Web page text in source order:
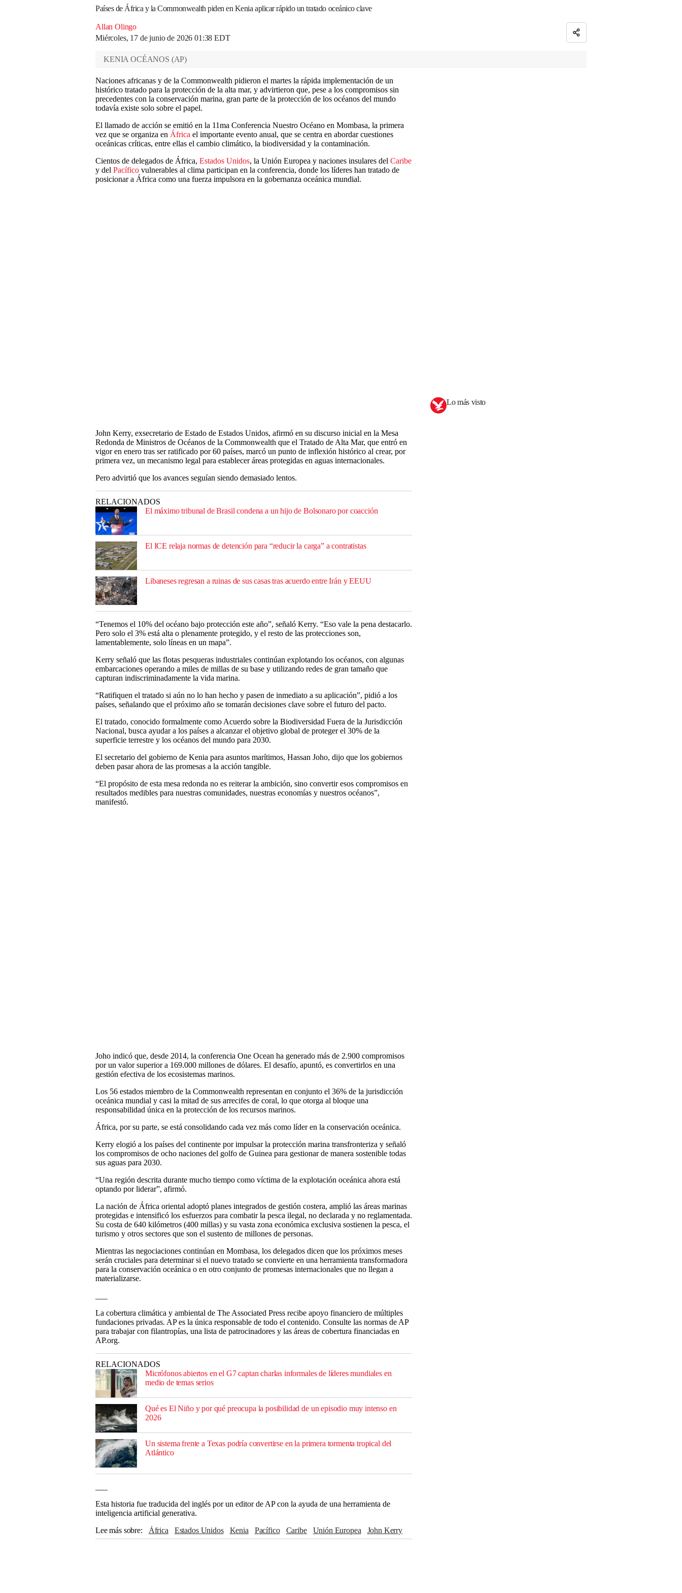
Países de África y la Commonwealth piden en Kenia aplicar rápido un tratado oceánico clave
Allan Olingo
Miércoles, 17 de junio de 2026 01:38 EDT
KENIA OCÉANOS (AP)
Naciones africanas y de la Commonwealth pidieron el martes la rápida implementación de un
histórico tratado para la protección de la alta mar, y advirtieron que, pese a los compromisos sin
precedentes con la conservación marina, gran parte de la protección de los océanos del mundo
todavía existe solo sobre el papel.
El llamado de acción se emitió en la 11ma Conferencia Nuestro Océano en Mombasa, la primera
vez que se organiza en África el importante evento anual, que se centra en abordar cuestiones
oceánicas críticas, entre ellas el cambio climático, la biodiversidad y la contaminación.
Cientos de delegados de África, Estados Unidos, la Unión Europea y naciones insulares del Caribe
y del Pacífico vulnerables al clima participan en la conferencia, donde los líderes han tratado de
posicionar a África como una fuerza impulsora en la gobernanza oceánica mundial.
John Kerry, exsecretario de Estado de Estados Unidos, afirmó en su discurso inicial en la Mesa
Redonda de Ministros de Océanos de la Commonwealth que el Tratado de Alta Mar, que entró en
vigor en enero tras ser ratificado por 60 países, marcó un punto de inflexión histórico al crear, por
primera vez, un mecanismo legal para establecer áreas protegidas en aguas internacionales.
Pero advirtió que los avances seguían siendo demasiado lentos.
RELACIONADOS
El máximo tribunal de Brasil condena a un hijo de Bolsonaro por coacción
El ICE relaja normas de detención para “reducir la carga” a contratistas
Libaneses regresan a ruinas de sus casas tras acuerdo entre Irán y EEUU
“Tenemos el 10% del océano bajo protección este año”, señaló Kerry. “Eso vale la pena destacarlo.
Pero solo el 3% está alta o plenamente protegido, y el resto de las protecciones son,
lamentablemente, solo líneas en un mapa”.
Kerry señaló que las flotas pesqueras industriales continúan explotando los océanos, con algunas
embarcaciones operando a miles de millas de su base y utilizando redes de gran tamaño que
capturan indiscriminadamente la vida marina.
“Ratifiquen el tratado si aún no lo han hecho y pasen de inmediato a su aplicación”, pidió a los
países, señalando que el próximo año se tomarán decisiones clave sobre el futuro del pacto.
El tratado, conocido formalmente como Acuerdo sobre la Biodiversidad Fuera de la Jurisdicción
Nacional, busca ayudar a los países a alcanzar el objetivo global de proteger el 30% de la
superficie terrestre y los océanos del mundo para 2030.
El secretario del gobierno de Kenia para asuntos marítimos, Hassan Joho, dijo que los gobiernos
deben pasar ahora de las promesas a la acción tangible.
“El propósito de esta mesa redonda no es reiterar la ambición, sino convertir esos compromisos en
resultados medibles para nuestras comunidades, nuestras economías y nuestros océanos”,
manifestó.
Joho indicó que, desde 2014, la conferencia One Ocean ha generado más de 2.900 compromisos
por un valor superior a 169.000 millones de dólares. El desafío, apuntó, es convertirlos en una
gestión efectiva de los ecosistemas marinos.
Los 56 estados miembro de la Commonwealth representan en conjunto el 36% de la jurisdicción
oceánica mundial y casi la mitad de sus arrecifes de coral, lo que otorga al bloque una
responsabilidad única en la protección de los recursos marinos.
África, por su parte, se está consolidando cada vez más como líder en la conservación oceánica.
Kerry elogió a los países del continente por impulsar la protección marina transfronteriza y señaló
los compromisos de ocho naciones del golfo de Guinea para gestionar de manera sostenible todas
sus aguas para 2030.
“Una región descrita durante mucho tiempo como víctima de la explotación oceánica ahora está
optando por liderar”, afirmó.
La nación de África oriental adoptó planes integrados de gestión costera, amplió las áreas marinas
protegidas e intensificó los esfuerzos para combatir la pesca ilegal, no declarada y no reglamentada.
Su costa de 640 kilómetros (400 millas) y su vasta zona económica exclusiva sostienen la pesca, el
turismo y otros sectores que son el sustento de millones de personas.
Mientras las negociaciones continúan en Mombasa, los delegados dicen que los próximos meses
serán cruciales para determinar si el nuevo tratado se convierte en una herramienta transformadora
para la conservación oceánica o en otro conjunto de promesas internacionales que no llegan a
materializarse.
La cobertura climática y ambiental de The Associated Press recibe apoyo financiero de múltiples
fundaciones privadas. AP es la única responsable de todo el contenido. Consulte las normas de AP
para trabajar con filantropías, una lista de patrocinadores y las áreas de cobertura financiadas en
AP.org.
RELACIONADOS
Micrófonos abiertos en el G7 captan charlas informales de líderes mundiales en
medio de temas serios
Qué es El Niño y por qué preocupa la posibilidad de un episodio muy intenso en
2026
Un sistema frente a Texas podría convertirse en la primera tormenta tropical del
Atlántico
Esta historia fue traducida del inglés por un editor de AP con la ayuda de una herramienta de
inteligencia artificial generativa.
Lee más sobre
África Estados Unidos Kenia Pacífico Caribe Unión Europea
John Kerry
Guinea
The Associated Press
Lo más visto